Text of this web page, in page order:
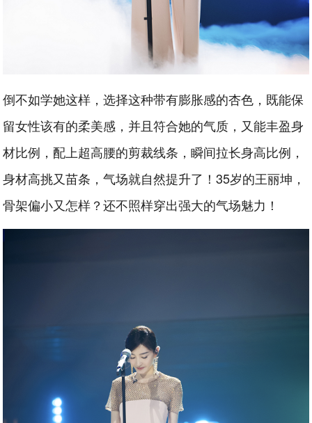
倒不如学她这样，选择这种带有膨胀感的杏色，既能保
留女性该有的柔美感，并且符合她的气质，又能丰盈身
材比例，配上超高腰的剪裁线条，瞬间拉长身高比例，
身材高挑又苗条，气场就自然提升了！35岁的王丽坤，
骨架偏小又怎样？还不照样穿出强大的气场魅力！